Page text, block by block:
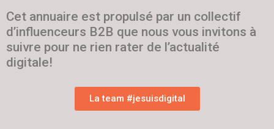
Cet annuaire est propulsé par un collectif
d’influenceurs B2B que nous vous invitons à
suivre pour ne rien rater de l’actualité
digitale!
La team #jesuisdigital